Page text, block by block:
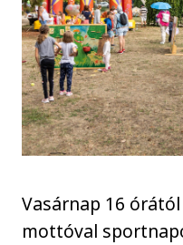
Vasárnap 16
mottóval